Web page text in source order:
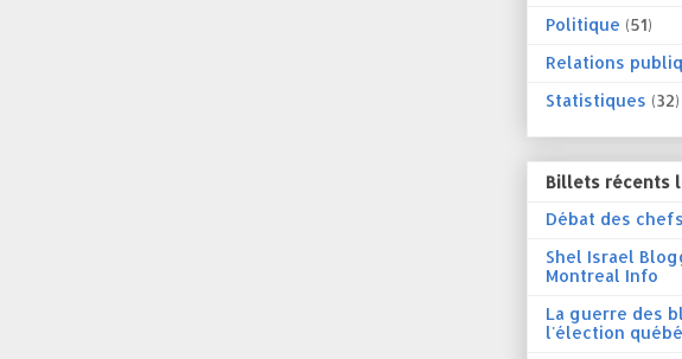
Politique (51)
Relations
Statistiques (32)
Billets récents
Débat des chefs
Shel Israel
Montreal Info
La guerre des
l'élection